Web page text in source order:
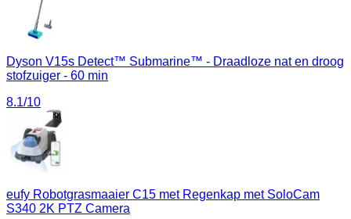
Dyson V15s Detect™ Submarine™ - Draadloze nat en droog
stofzuiger - 60 min
8.1/10
eufy Robotgrasmaaier C15 met Regenkap met SoloCam
S340 2K PTZ Camera